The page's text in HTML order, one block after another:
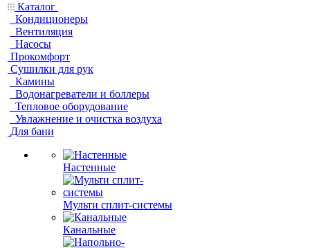
Каталог
Кондиционеры
Вентиляция
Насосы
Прокомфорт
Сушилки для рук
Камины
Водонагреватели и боллеры
Тепловое оборудование
Увлажнение и очистка воздуха
Для бани
Настенные
Мульти сплит-системы
Канальные